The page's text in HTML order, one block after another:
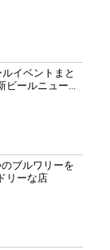
イベントまと
ールニュー...
のブルワリーを
リーな店